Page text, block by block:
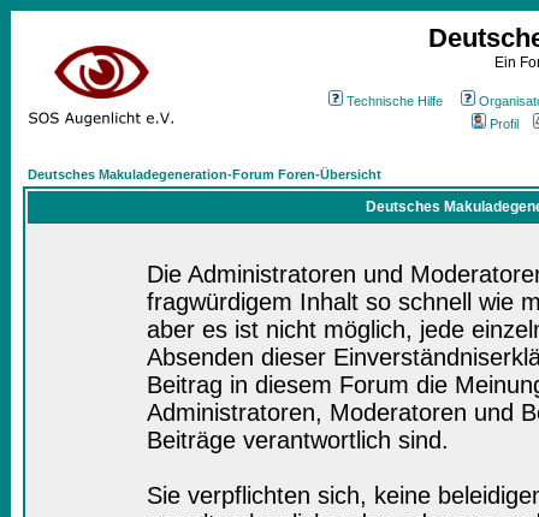
Ein
Technische Hilfe
Profil
Deutsches Makuladegeneration-Forum Foren-Übersicht
Deutsches
Die Administratoren und
fragwürdigem Inhalt so schnell wie
aber es ist nicht möglich, jede
Absenden dieser
Beitrag in diesem Forum die
Administratoren, Moderatoren und
Beiträge verantwortlich sind.
Sie verpflichten sich, keine